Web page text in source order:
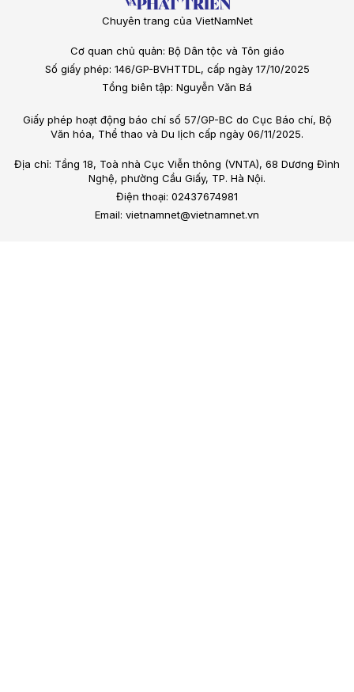
Chuyên trang của VietNamNet
Cơ quan chủ quản: Bộ Dân tộc và Tôn giáo
Số giấy phép: 146/GP-BVHTTDL, cấp ngày 17/10/2025
Tổng biên tập: Nguyễn Văn Bá
Giấy phép hoạt động báo chí số 57/GP-BC do Cục Báo chí, Bộ
Văn hóa, Thể thao và Du lịch cấp ngày 06/11/2025.
Địa chỉ: Tầng 18, Toà nhà Cục Viễn thông (VNTA), 68 Dương Đình
Nghệ, phường Cầu Giấy, TP. Hà Nội.
Điện thoại: 02437674981
Email: vietnamnet@vietnamnet.vn